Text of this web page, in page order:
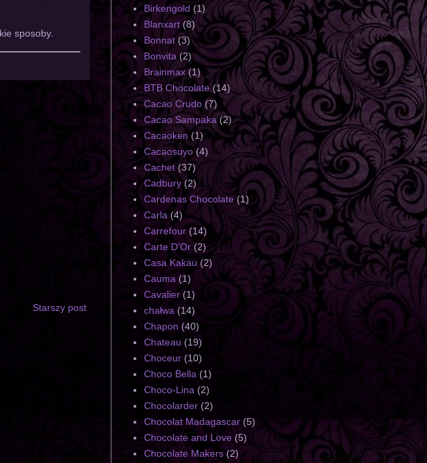
sposoby.
Starszy post
Birkengold (1)
Blanxart (8)
Bonnat (3)
Bonvita (2)
Brainmax (1)
BTB Chocolate (14)
Cacao Crudo (7)
Cacao Sampaka (2)
Cacaoken (1)
Cacaosuyo (4)
Cachet (37)
Cadbury (2)
Cardenas Chocolate (1)
Carla (4)
Carrefour (14)
Carte D'Or (2)
Casa Kakau (2)
Cauma (1)
Cavalier (1)
chałwa (14)
Chapon (40)
Chateau (19)
Choceur (10)
Choco Bella (1)
Choco-Lina (2)
Chocolarder (2)
Chocolat Madagascar (5)
Chocolate and Love (5)
Chocolate Makers (2)